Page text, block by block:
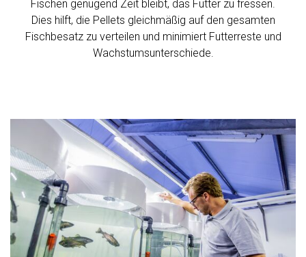
Fischen genügend Zeit bleibt, das Futter zu fressen.
Dies hilft, die Pellets gleichmäßig auf den gesamten
Fischbesatz zu verteilen und minimiert Futterreste und
Wachstumsunterschiede.